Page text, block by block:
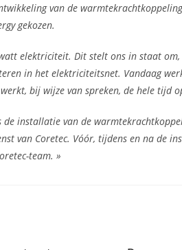
van de
gekozen.
elektriciteit. Dit stelt ons in staat om,
in het elektriciteitsnet. Vandaag
bij wijze van spreken, de hele tijd
installatie van de
van Coretec. Vóór, tijdens en na de
team. »